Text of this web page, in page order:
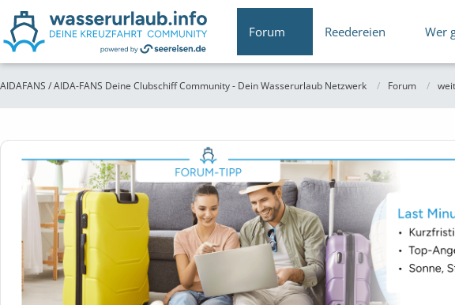
Forum Reedereien Wer
AIDAFANS / AIDA-FANS Deine Clubschiff Community - Dein Wasserurlaub Netzwerk Forum